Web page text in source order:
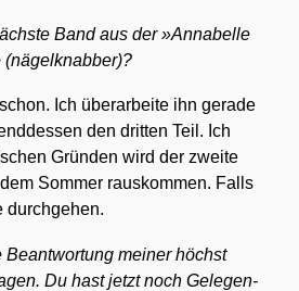
Band aus der »Anna­bel­le
Ich über­ar­bei­te ihn gera­de
den drit­ten Teil. Ich
Grün­den wird der zwei­te
Som­mer raus­kom­men. Falls
durch­ge­hen.
Beant­wor­tung mei­ner höchst
Du hast jetzt noch Gele­gen­